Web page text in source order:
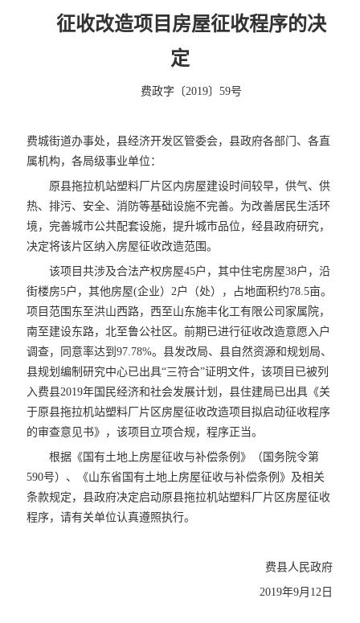
征收改造项目房屋征收程序的决
定
费政字〔2019〕59号
费城街道办事处，县经济开发区管委会，县政府各部门、各直
属机构，各局级事业单位：
原县拖拉机站塑料厂片区内房屋建设时间较早，供气、供
热、排污、安全、消防等基础设施不完善。为改善居民生活环
境，完善城市公共配套设施，提升城市品位，经县政府研究，
决定将该片区纳入房屋征收改造范围。
该项目共涉及合法产权房屋45户，其中住宅房屋38户，沿
街楼房5户，其他房屋(企业）2户（处），占地面积约78.5亩。
项目范围东至洪山西路，西至山东施丰化工有限公司家属院，
南至建设东路，北至鲁公社区。前期已进行征收改造意愿入户
调查，同意率达到97.78%。县发改局、县自然资源和规划局、
县规划编制研究中心已出具“三符合”证明文件，该项目已被列
入费县2019年国民经济和社会发展计划，县住建局已出具《关
于原县拖拉机站塑料厂片区房屋征收改造项目拟启动征收程序
的审查意见书》，该项目立项合规，程序正当。
根据《国有土地上房屋征收与补偿条例》（国务院令第
590号）、《山东省国有土地上房屋征收与补偿条例》及相关
条款规定，县政府决定启动原县拖拉机站塑料厂片区房屋征收
程序，请有关单位认真遵照执行。
费县人民政府
2019年9月12日